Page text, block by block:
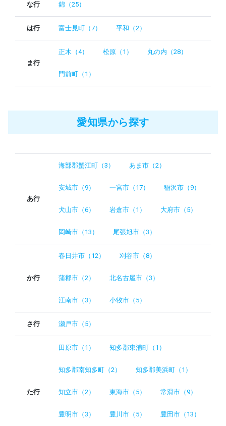
な行 錦（25）
は行 富士見町（7） 平和（2）
ま行
正木（4） 松原（1） 丸の内（28）
門前町（1）
愛知県から探す
あ行
海部郡蟹江町（3） あま市（2）
安城市（9） 一宮市（17） 稲沢市（9）
犬山市（6） 岩倉市（1） 大府市（5）
岡崎市（13） 尾張旭市（3）
か行
春日井市（12） 刈谷市（8）
蒲郡市（2） 北名古屋市（3）
江南市（3） 小牧市（5）
さ行 瀬戸市（5）
た行
田原市（1） 知多郡東浦町（1）
知多郡南知多町（2） 知多郡美浜町（1）
知立市（2） 東海市（5） 常滑市（9）
豊明市（3） 豊川市（5） 豊田市（13）